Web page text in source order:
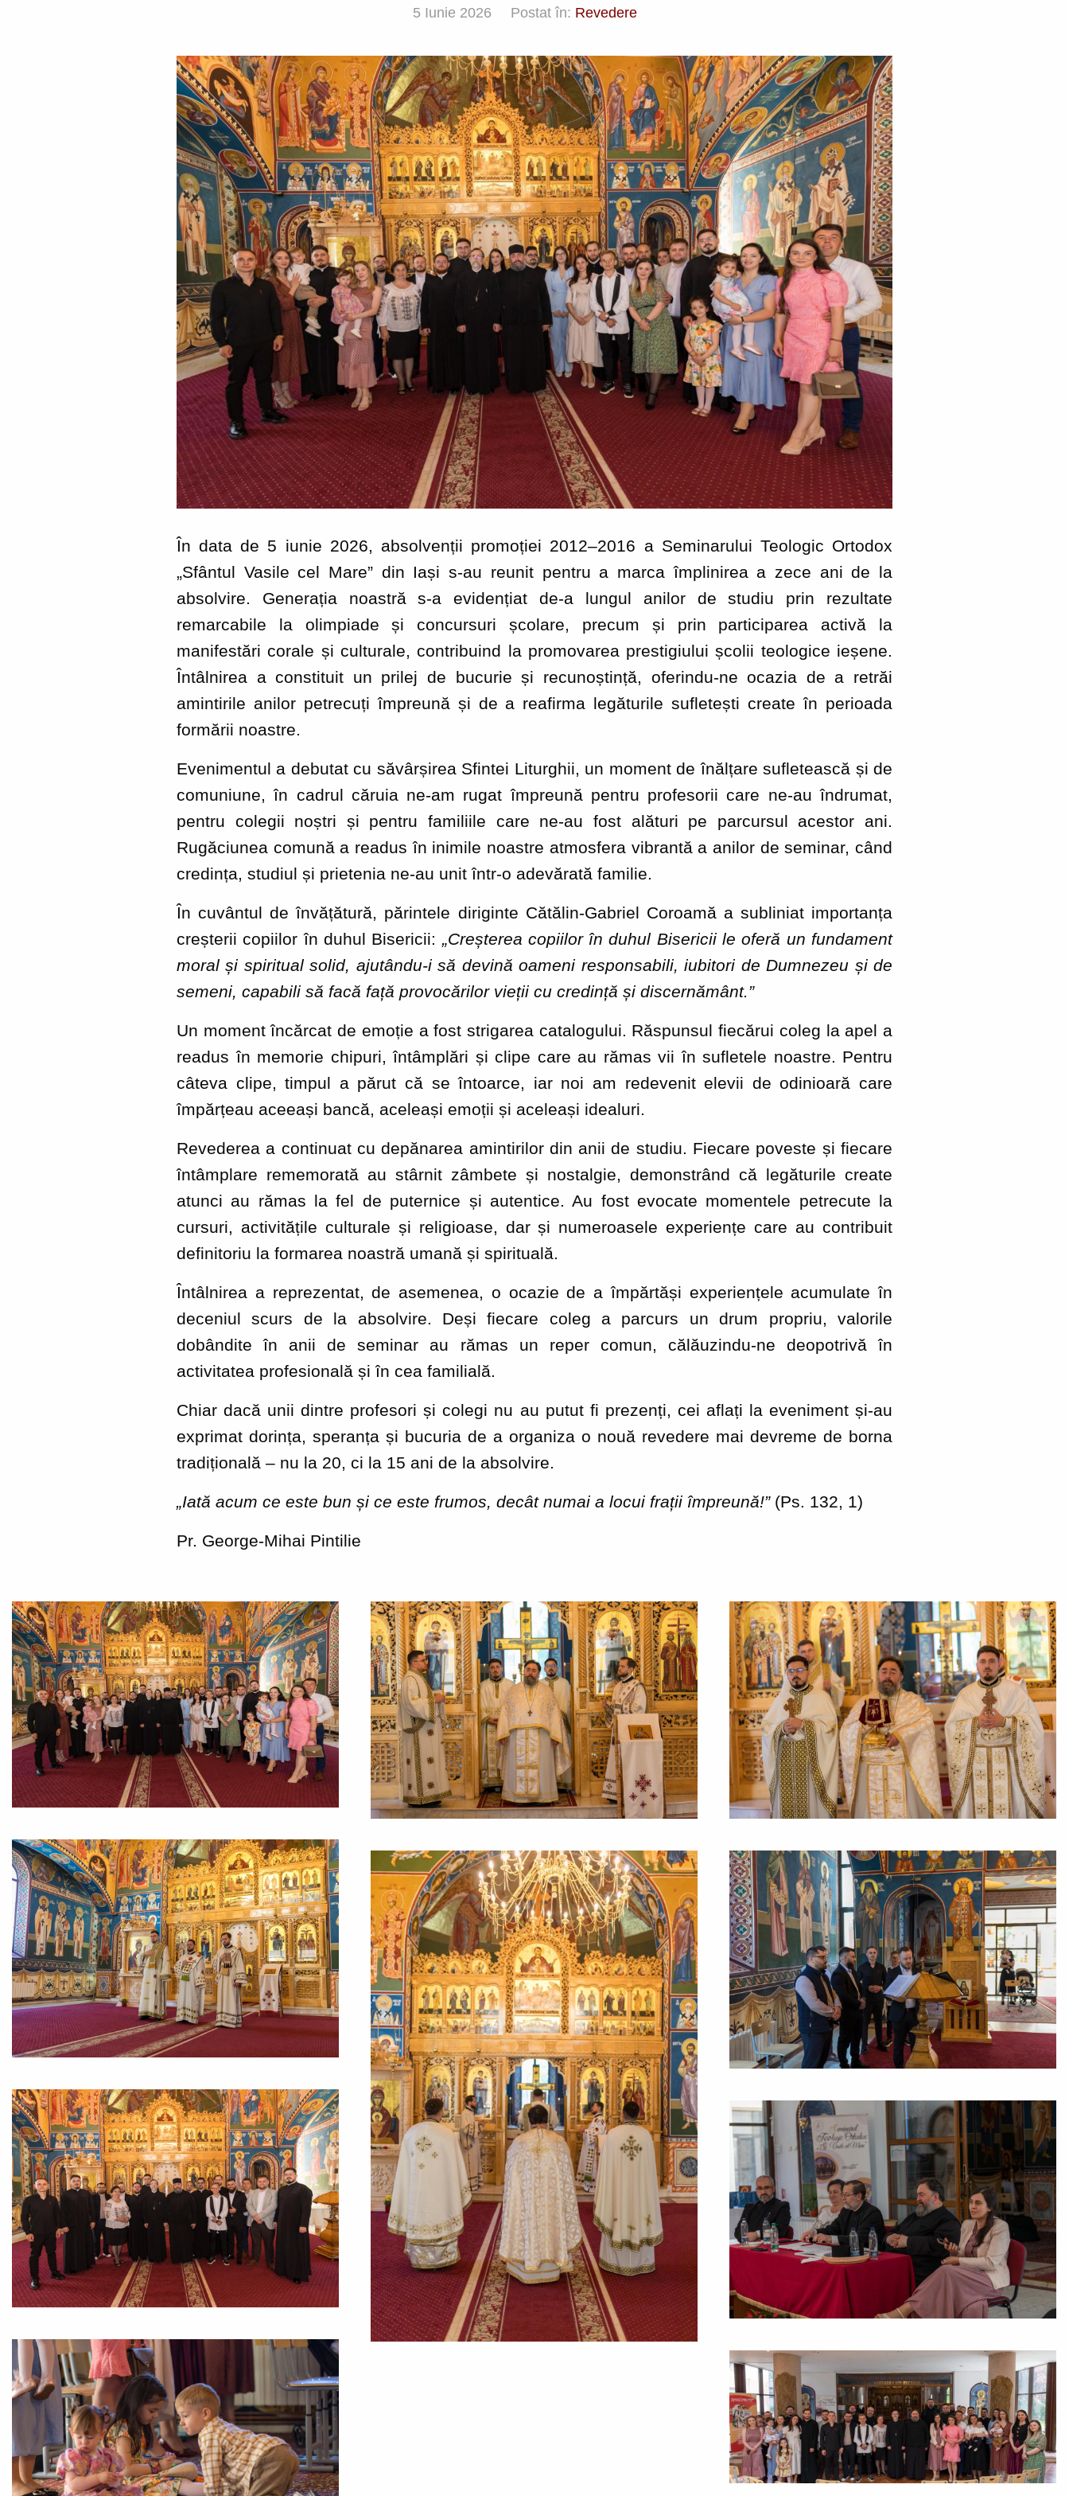
5 Iunie 2026 Postat în: Revedere
În data de 5 iunie 2026, absolvenții promoției 2012–2016 a Seminarului Teologic Ortodox
„Sfântul Vasile cel Mare” din Iași s-au reunit pentru a marca împlinirea a zece ani de la
absolvire. Generația noastră s-a evidențiat de-a lungul anilor de studiu prin rezultate
remarcabile la olimpiade și concursuri școlare, precum și prin participarea activă la
manifestări corale și culturale, contribuind la promovarea prestigiului școlii teologice ieșene.
Întâlnirea a constituit un prilej de bucurie și recunoștință, oferindu-ne ocazia de a retrăi
amintirile anilor petrecuți împreună și de a reafirma legăturile sufletești create în perioada
formării noastre.
Evenimentul a debutat cu săvârșirea Sfintei Liturghii, un moment de înălțare sufletească și de
comuniune, în cadrul căruia ne-am rugat împreună pentru profesorii care ne-au îndrumat,
pentru colegii noștri și pentru familiile care ne-au fost alături pe parcursul acestor ani.
Rugăciunea comună a readus în inimile noastre atmosfera vibrantă a anilor de seminar, când
credința, studiul și prietenia ne-au unit într-o adevărată familie.
În cuvântul de învățătură, părintele diriginte Cătălin-Gabriel Coroamă a subliniat importanța
creșterii copiilor în duhul Bisericii:
„Creșterea copiilor în duhul Bisericii le oferă un fundament
moral și spiritual solid, ajutându-i să devină oameni responsabili, iubitori de Dumnezeu și de
semeni, capabili să facă față provocărilor vieții cu credință și discernământ.”
Un moment încărcat de emoție a fost strigarea catalogului. Răspunsul fiecărui coleg la apel a
readus în memorie chipuri, întâmplări și clipe care au rămas vii în sufletele noastre. Pentru
câteva clipe, timpul a părut că se întoarce, iar noi am redevenit elevii de odinioară care
împărțeau aceeași bancă, aceleași emoții și aceleași idealuri.
Revederea a continuat cu depănarea amintirilor din anii de studiu. Fiecare poveste și fiecare
întâmplare rememorată au stârnit zâmbete și nostalgie, demonstrând că legăturile create
atunci au rămas la fel de puternice și autentice. Au fost evocate momentele petrecute la
cursuri, activitățile culturale și religioase, dar și numeroasele experiențe care au contribuit
definitoriu la formarea noastră umană și spirituală.
Întâlnirea a reprezentat, de asemenea, o ocazie de a împărtăși experiențele acumulate în
deceniul scurs de la absolvire. Deși fiecare coleg a parcurs un drum propriu, valorile
dobândite în anii de seminar au rămas un reper comun, călăuzindu-ne deopotrivă în
activitatea profesională și în cea familială.
Chiar dacă unii dintre profesori și colegi nu au putut fi prezenți, cei aflați la eveniment și-au
exprimat dorința, speranța și bucuria de a organiza o nouă revedere mai devreme de borna
tradițională – nu la 20, ci la 15 ani de la absolvire.
„Iată acum ce este bun și ce este frumos, decât numai a locui frații împreună!”(Ps. 132, 1)
Pr. George-Mihai Pintilie